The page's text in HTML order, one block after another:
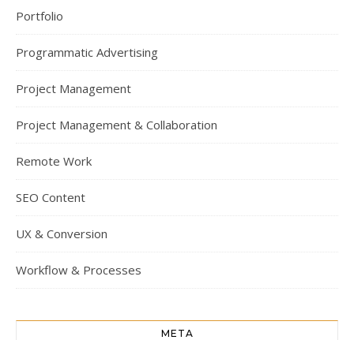
Portfolio
Programmatic Advertising
Project Management
Project Management & Collaboration
Remote Work
SEO Content
UX & Conversion
Workflow & Processes
META